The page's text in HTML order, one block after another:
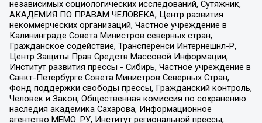
независимых социологических исследований, Сутяжник,
АКАДЕМИЯ ПО ПРАВАМ ЧЕЛОВЕКА, Центр развития
некоммерческих организаций, Частное учреждение в
Калининграде Совета Министров северных стран,
Гражданское содействие, Трансперенси Интернешнл-Р,
Центр Защиты Прав Средств Массовой Информации,
Институт развития прессы - Сибирь, Частное учреждение в
Санкт-Петербурге Совета Министров Северных Стран,
Фонд поддержки свободы прессы, Гражданский контроль,
Человек и Закон, Общественная комиссия по сохранению
наследия академика Сахарова, Информационное
агентство МЕМО. РУ, Институт региональной прессы,